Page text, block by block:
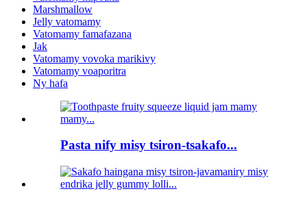
Marshmallow
Jelly vatomamy
Vatomamy famafazana
Jak
Vatomamy vovoka marikivy
Vatomamy voaporitra
Ny hafa
Pasta nify misy tsiron-tsakafo...